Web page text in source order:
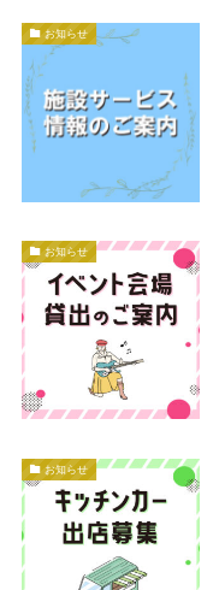
お知らせ
お知らせ
お知らせ